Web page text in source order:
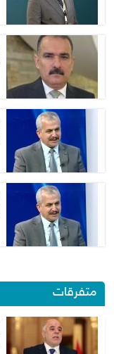
متفرقات